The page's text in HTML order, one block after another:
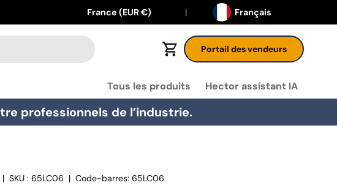
Pays
France (EUR €) Langue Français
Panier Portail des vendeurs
Tous les produits Hector assistant IA
professionnels de l’industrie.
| SKU : 65LC06 | Code-barres: 65LC06